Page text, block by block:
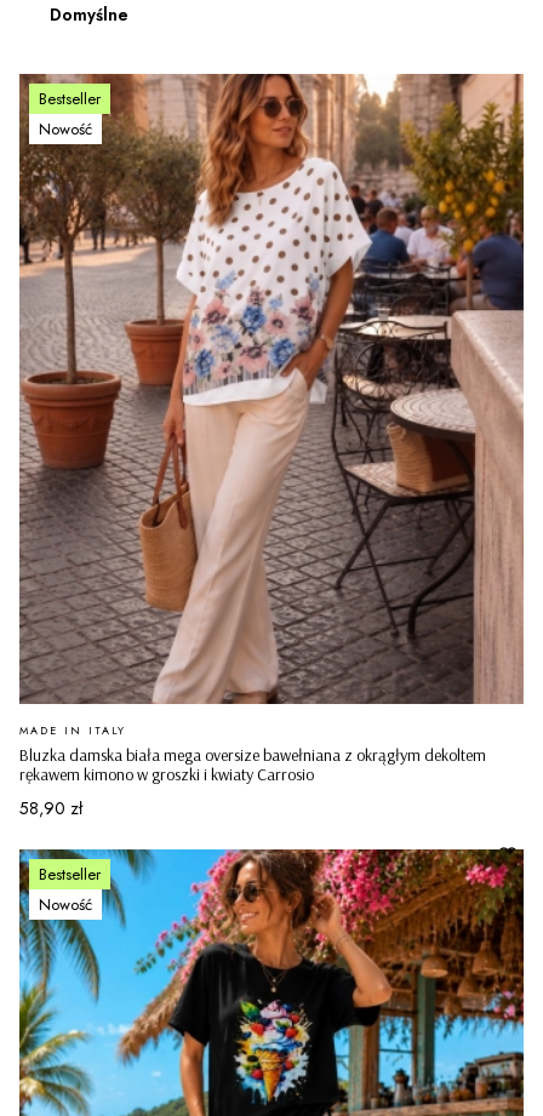
Domyślne
Bestseller
Nowość
Bluzka damska biała mega oversize bawełniana z okrągłym dekoltem
rękawem kimono w groszki i kwiaty Carrosio
PRODUCENT
MADE IN ITALY
Cena
58,90 zł
Bestseller
Nowość